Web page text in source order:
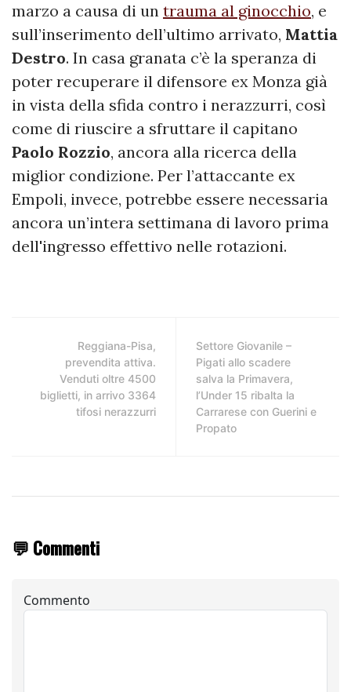
marzo a causa di un trauma al ginocchio, e
sull’inserimento dell’ultimo arrivato, Mattia
Destro. In casa granata c’è la speranza di
poter recuperare il difensore ex Monza già
in vista della sfida contro i nerazzurri, così
come di riuscire a sfruttare il capitano
Paolo Rozzio, ancora alla ricerca della
miglior condizione. Per l’attaccante ex
Empoli, invece, potrebbe essere necessaria
ancora un’intera settimana di lavoro prima
dell'ingresso effettivo nelle rotazioni.
Reggiana-Pisa,
prevendita attiva.
Venduti oltre 4500
biglietti, in arrivo 3364
tifosi nerazzurri
Settore Giovanile –
Pigati allo scadere
salva la Primavera,
l’Under 15 ribalta la
Carrarese con Guerini e
Propato
💬 Commenti